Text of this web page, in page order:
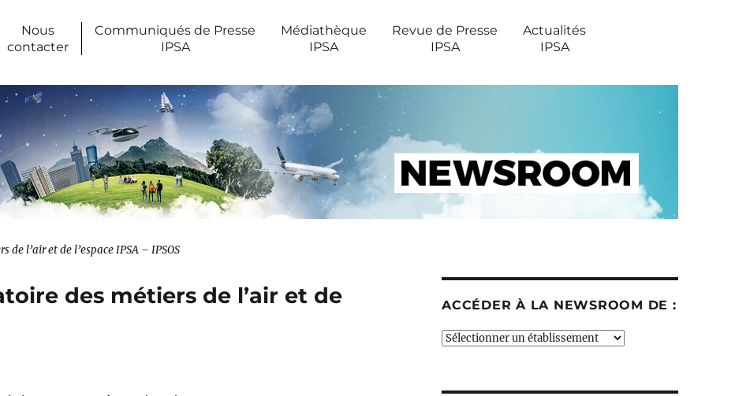
Nous
contacter
Communiqués de Presse
IPSA
Médiathèque
IPSA
Revue de Presse
IPSA
Actualités
IPSA
l’air et de l’espace IPSA – IPSOS
des métiers de l’air et de
ACCÉDER À LA NEWSROOM DE :
Accéder